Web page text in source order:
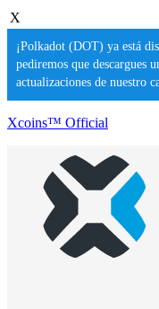
X
¡Polkadot (DOT) ya está
pediremos que descargues
actualizaciones de nuestro
Xcoins™ Official